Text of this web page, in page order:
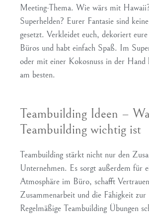
Meeting-Thema. Wie wärs mit
Superhelden? Eurer Fantasie sind
gesetzt. Verkleidet euch, dekoriert
Büros und habt einfach Spaß. Im
oder mit einer Kokosnuss in der Hand
am besten.
Teambuilding Ideen –
Teambuilding wichtig ist
Teambuilding stärkt nicht nur den
Unternehmen. Es sorgt außerdem für
Atmosphäre im Büro, schafft
Zusammenarbeit und die Fähigkeit zur
Regelmäßige Teambuilding Übungen